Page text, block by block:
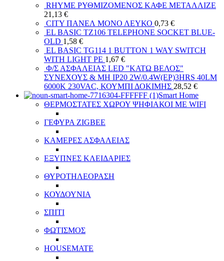
RHYME ΡΥΘΜΙΖΟΜΕΝΟΣ ΚΑΦΕ ΜΕΤΑΛΛΙΖΕ
21,13 €
CITY ΠΑΝΕΛ ΜΟΝΟ ΛΕΥΚΟ 0,73 €
EL BASIC TZ106 TELEPHONE SOCKET BLUE-
OLD 1,58 €
EL BASIC TG114 1 BUTTON 1 WAY SWITCH
WITH LIGHT PE 1,67 €
Φ/Σ ΑΣΦΑΛΕΙΑΣ LED "ΚΑΤΩ ΒΕΛΟΣ"
ΣΥΝΕΧΟΥΣ & ΜΗ IP20 2W/0.4W(EP)3HRS 40LM
6000K 230VAC, ΚΟΥΜΠΙ ΔΟΚΙΜΗΣ 28,52 €
Smart Home
ΘΕΡΜΟΣΤΑΤΕΣ ΧΩΡΟΥ ΨΗΦΙΑΚΟΙ ΜΕ WIFI
ΓΕΦΥΡΑ ZIGBEE
ΚΑΜΕΡΕΣ ΑΣΦΑΛΕΙΑΣ
ΕΞΥΠΝΕΣ ΚΛΕΙΔΑΡΙΕΣ
ΘΥΡΟΤΗΛΕΟΡΑΣΗ
ΚΟΥΔΟΥΝΙΑ
ΣΠΙΤΙ
ΦΩΤΙΣΜΟΣ
HOUSEMATE